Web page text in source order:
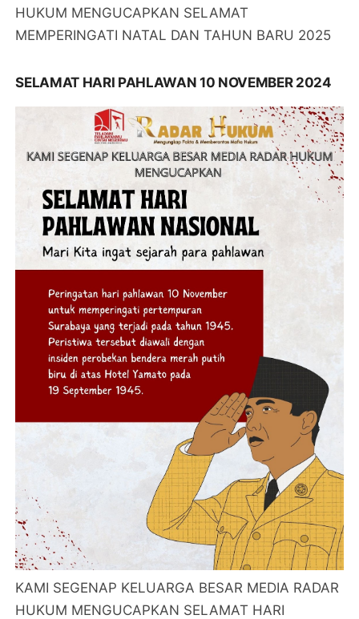
HUKUM MENGUCAPKAN SELAMAT
MEMPERINGATI NATAL DAN TAHUN BARU 2025
SELAMAT HARI PAHLAWAN 10 NOVEMBER 2024
KAMI SEGENAP KELUARGA BESAR MEDIA RADAR
HUKUM MENGUCAPKAN SELAMAT HARI